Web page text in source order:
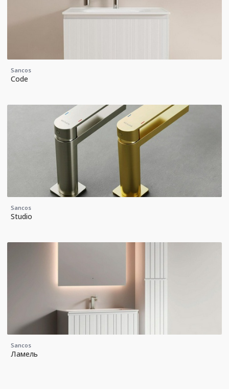
Sancos
Code
Sancos
Studio
Sancos
Ламель